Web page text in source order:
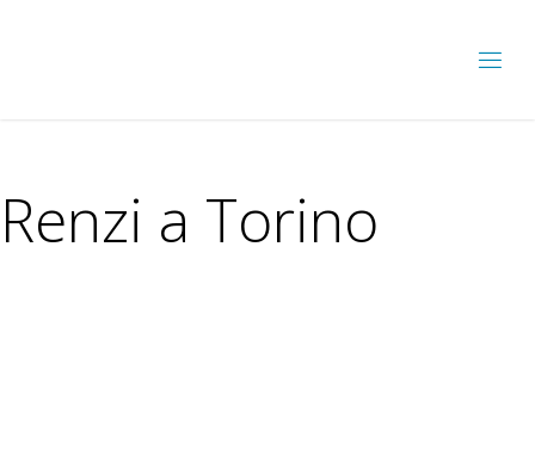
Renzi a Torino